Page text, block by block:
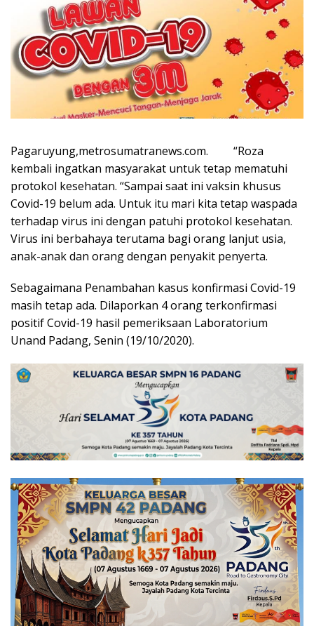
Pagaruyung,metrosumatranews.com. “Roza
kembali ingatkan masyarakat untuk tetap mematuhi
protokol kesehatan. “Sampai saat ini vaksin khusus
Covid-19 belum ada. Untuk itu mari kita tetap waspada
terhadap virus ini dengan patuhi protokol kesehatan.
Virus ini berbahaya terutama bagi orang lanjut usia,
anak-anak dan orang dengan penyakit penyerta.
Sebagaimana Penambahan kasus konfirmasi Covid-19
masih tetap ada. Dilaporkan 4 orang terkonfirmasi
positif Covid-19 hasil pemeriksaan Laboratorium
Unand Padang, Senin (19/10/2020).